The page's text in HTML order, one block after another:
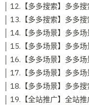
│ 12.【多多搜索】多多
│ 13.【多多搜索】多多
│ 14.【多多场景】多多
│ 15.【多多场景】多多
│ 16.【多多场景】多多
│ 17.【多多场景】多多
│ 18.【多多场景】多多
│ 19.【全站推广】全站